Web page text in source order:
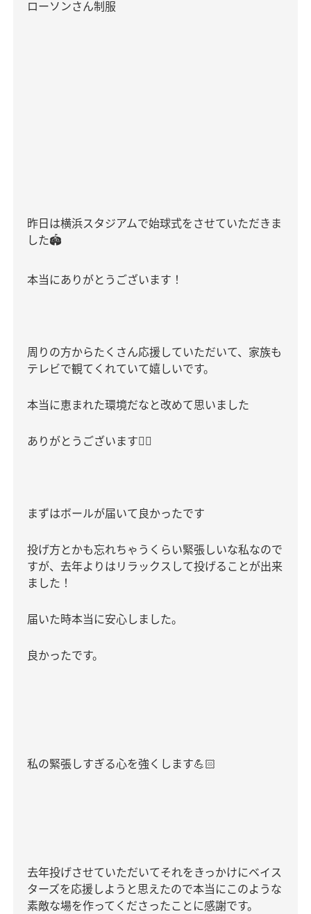
ローソンさん制服
昨日は横浜スタジアムで始球式をさせていただきま
した🏟
本当にありがとうございます！
周りの方からたくさん応援していただいて、家族も
テレビで観てくれていて嬉しいです。
本当に恵まれた環境だなと改めて思いました
ありがとうございます🙇‍♀️
まずはボールが届いて良かったです
投げ方とかも忘れちゃうくらい緊張しいな私なので
すが、去年よりはリラックスして投げることが出来
ました！
届いた時本当に安心しました。
良かったです。
私の緊張しすぎる心を強くします💪🏻
去年投げさせていただいてそれをきっかけにベイス
ターズを応援しようと思えたので本当にこのような
素敵な場を作ってくださったことに感謝です。